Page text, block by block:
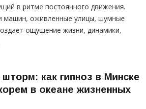
в ритме постоянного движения.
машин, оживленные улицы, шумные
ощущение жизни, динамики,
как гипноз в Минске
в океане жизненных